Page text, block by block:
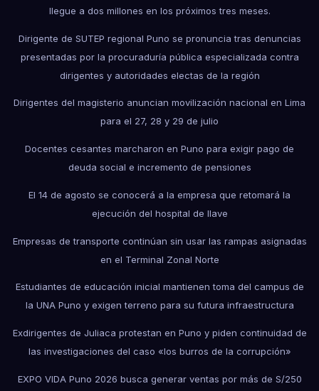
llegue a dos millones en los próximos tres meses.
Dirigente de SUTEP regional Puno se pronuncia tras denuncias
presentadas por la procuraduría pública especializada contra
dirigentes y autoridades electas de la región
Dirigentes del magisterio anuncian movilización nacional en Lima
para el 27, 28 y 29 de julio
Docentes cesantes marcharon en Puno para exigir pago de
deuda social e incremento de pensiones
El 14 de agosto se conocerá a la empresa que retomará la
ejecución del hospital de Ilave
Empresas de transporte continúan sin usar las rampas asignadas
en el Terminal Zonal Norte
Estudiantes de educación inicial mantienen toma del campus de
la UNA Puno y exigen terreno para su futura infraestructura
Exdirigentes de Juliaca protestan en Puno y piden continuidad de
las investigaciones del caso «los burros de la corrupción»
EXPO VIDA Puno 2026 busca generar ventas por más de S/250